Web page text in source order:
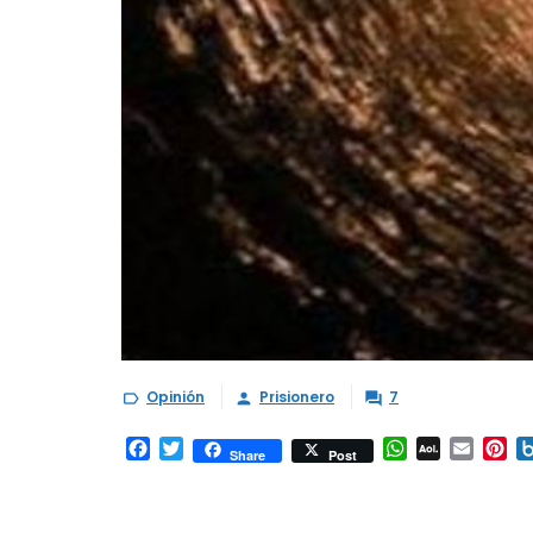
 Opinión  Prisionero  7
Facebook
TwitterShare Post WhatsApp
AOL Email